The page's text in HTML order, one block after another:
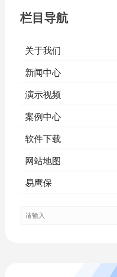
栏目导航
关于我们
新闻中心
演示视频
案例中心
软件下载
网站地图
易鹰保